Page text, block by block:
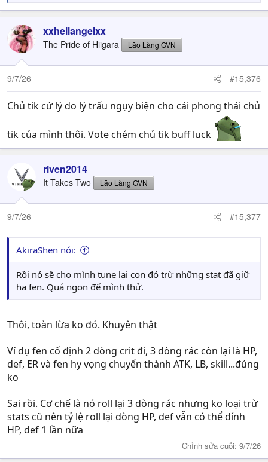
e
c
t
i
o
n
xxhellangelxx
The Pride of Hiigara Lão Làng GVN
9/7/26 #15,376
Chủ tik cứ lý do lý trấu ngụy biện cho cái phong thái chủ
tik của mình thôi. Vote chém chủ tik buff luck
riven2014
It Takes Two Lão Làng GVN
9/7/26 #15,377
AkiraShen nói:
Rồi nó sẽ cho mình tune lại con đó trừ những stat đã giữ
ha fen. Quá ngon để mình thử.
Thôi, toàn lừa ko đó. Khuyên thật
Ví dụ fen cố định 2 dòng crit đi, 3 dòng rác còn lại là HP,
def, ER và fen hy vọng chuyển thành ATK, LB, skill...đúng
ko
Sai rồi. Cơ chế là nó roll lại 3 dòng rác nhưng ko loại trừ
stats cũ nên tỷ lệ roll lại dòng HP, def vẫn có thể dính
HP, def 1 lần nữa
Chỉnh sửa cuối: 9/7/26